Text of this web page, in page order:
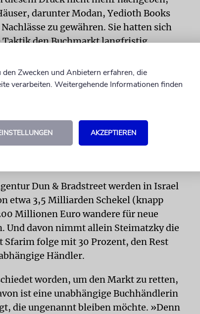
darunter Modan, Yedioth Books
zu gewähren. Sie hatten sich
Taktik den Buchmarkt langfristig
der sich seit Jahren dafür
der die Verleger verpflichtet, nicht
Bei Verabschiedung des ersten
dadurch würden »den Verbrauchern
Dun & Bradstreet werden in Israel
etwa 3,5 Milliarden Schekel (knapp
Millionen Euro wandere für neue
Und davon nimmt allein Steimatzky die
Sfarim folge mit 30 Prozent, den Rest
Händler.
worden, um den Markt zu retten,
ist eine unabhängige Buchhändlerin
die ungenannt bleiben möchte. »Denn
Zwecken und Anbietern erfahren, die
verarbeiten. Weitergehende Informationen finden
AKZEPTIEREN